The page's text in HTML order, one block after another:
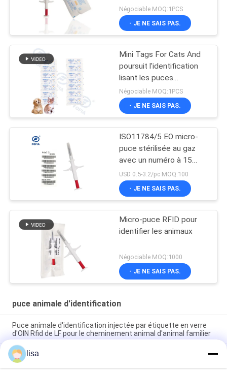
approuvé 6 autocollants
de code barres
Négociable MOQ:1PCS
- JE NE SAIS PAS.
Mini Tags For Cats And
poursuit l'identification
lisant les puces
injectables sous la peau
IP67
Négociable MOQ:1PCS
- JE NE SAIS PAS.
ISO11784/5 EO micro-
puce stérilisée au gaz
avec un numéro à 15
chiffres comme numéro
d'identification animale
USD 0.5-3.2/pc MOQ:100
- JE NE SAIS PAS.
Micro-puce RFID pour
identifier les animaux
Négociable MOQ:1000
- JE NE SAIS PAS.
puce animale d'identification
Puce animale d'identification injectée par étiquette en verre
d'OIN Rfid de LF pour le cheminement animal d'animal familier
Identité animale injectable Chip For Dogs Tracking de la puce
134.2KHz d'identification des transpondeurs ICAR
lisa